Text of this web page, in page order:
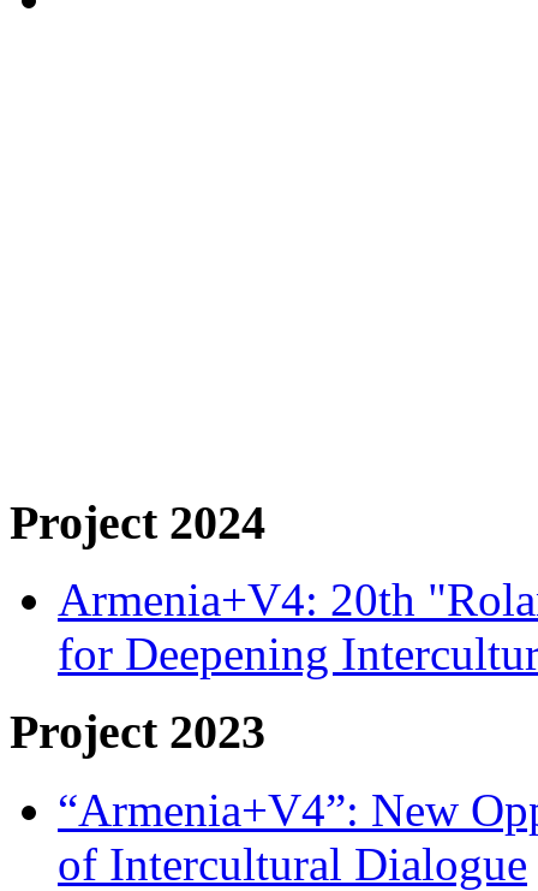
Project 2024
Armenia+V4: 20th
for Deepening
Project 2023
“Armenia+V4”: New
of Intercultural Dialogue